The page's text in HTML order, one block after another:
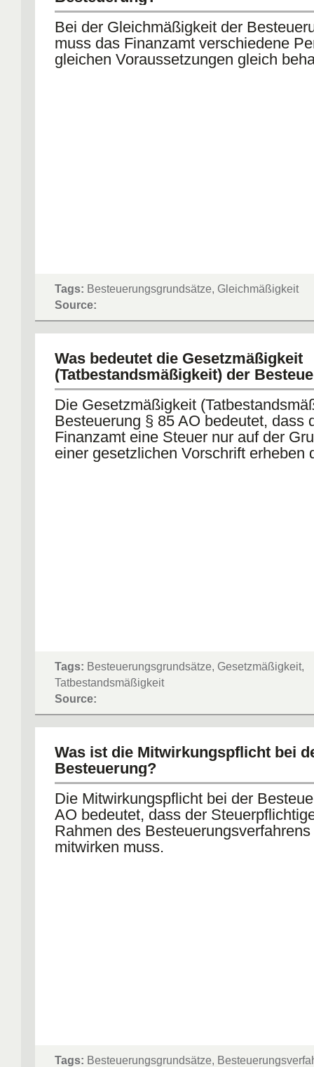
Bei der Gleichmäßigkeit der
muss das Finanzamt verschiedene
gleichen Voraussetzungen gleich
Tags: Besteuerungsgrundsätze, Gleichmäßigkeit
Source:
Was bedeutet die Gesetzmäßigkeit
(Tatbestandsmäßigkeit) der
Die Gesetzmäßigkeit
Besteuerung § 85 AO bedeutet, dass
Finanzamt eine Steuer nur auf der
einer gesetzlichen Vorschrift erheben
Tags: Besteuerungsgrundsätze, Gesetzmäßigkeit,
Tatbestandsmäßigkeit
Source:
Was ist die Mitwirkungspflicht bei
Besteuerung?
Die Mitwirkungspflicht bei der
AO bedeutet, dass der
Rahmen des
mitwirken muss.
Tags: Besteuerungsgrundsätze,